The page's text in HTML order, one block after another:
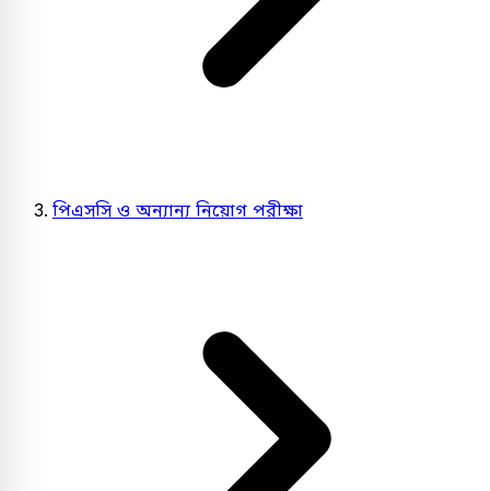
পিএসসি ও অন্যান্য নিয়োগ পরীক্ষা